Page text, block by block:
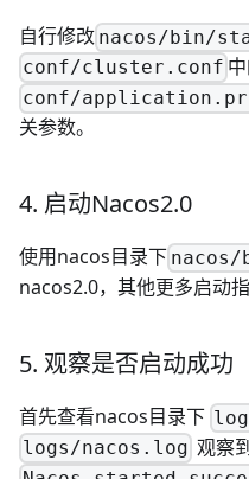
自行修改 nacos/bin/
conf/cluster.conf
conf/
关参数。
4. 启动Nacos2.0
使用nacos目录下
nacos2.0，其他更多启动
5. 观察是否启动成功
首先查看nacos目录下
logs/nacos.log 观察